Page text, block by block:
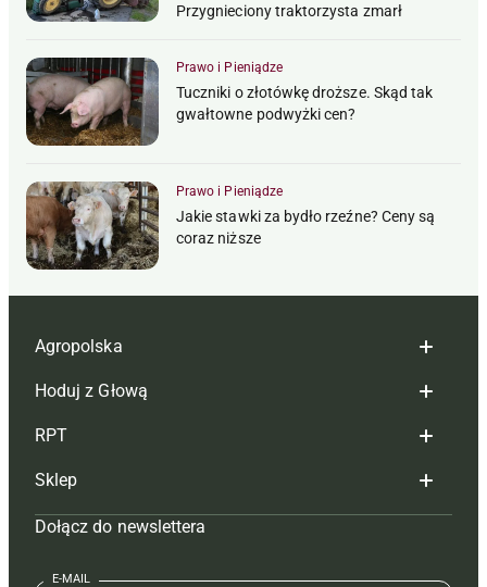
Przygnieciony traktorzysta zmarł
Prawo i Pieniądze
Tuczniki o złotówkę droższe. Skąd tak
gwałtowne podwyżki cen?
Prawo i Pieniądze
Jakie stawki za bydło rzeźne? Ceny są
coraz niższe
Agropolska
Redakcja
Reklama
Tagi
Mapa serwisu
Kontakt
Hoduj z Głową
Hoduj z głową bydło
Hoduj z głową świnie
Prenumerata
Redakcja
RPT
Redakcja
Prenumerata
Reklama
Sklep
Czasopisma i prenumerata
Książki
Dołącz do newslettera
E-MAIL